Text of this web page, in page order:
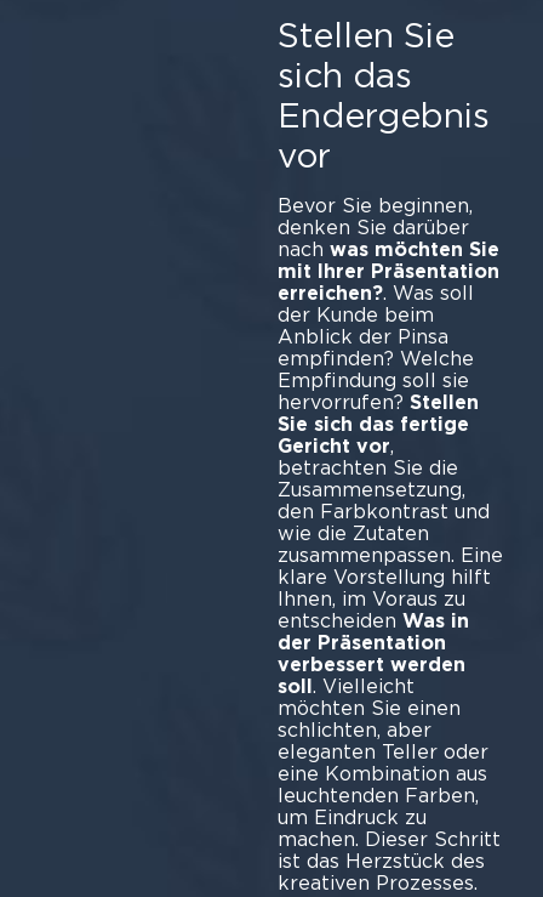
Stellen Sie
sich das
Endergebnis
vor
Bevor Sie beginnen,
denken Sie darüber
nach was möchten Sie
mit Ihrer Präsentation
erreichen?. Was soll
der Kunde beim
Anblick der Pinsa
empfinden? Welche
Empfindung soll sie
hervorrufen? Stellen
Sie sich das fertige
Gericht vor,
betrachten Sie die
Zusammensetzung,
den Farbkontrast und
wie die Zutaten
zusammenpassen. Eine
klare Vorstellung hilft
Ihnen, im Voraus zu
entscheiden Was in
der Präsentation
verbessert werden
soll . Vielleicht
möchten Sie einen
schlichten, aber
eleganten Teller oder
eine Kombination aus
leuchtenden Farben,
um Eindruck zu
machen. Dieser Schritt
ist das Herzstück des
kreativen Prozesses.